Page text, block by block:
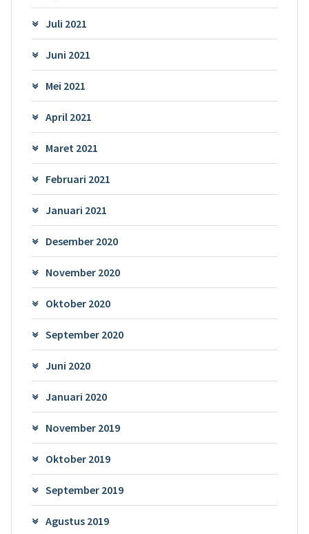
Juli 2021
Juni 2021
Mei 2021
April 2021
Maret 2021
Februari 2021
Januari 2021
Desember 2020
November 2020
Oktober 2020
September 2020
Juni 2020
Januari 2020
November 2019
Oktober 2019
September 2019
Agustus 2019